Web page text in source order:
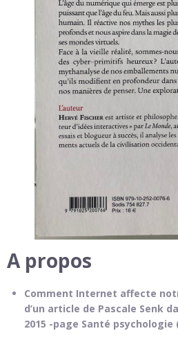
A propos
Comment Internet affecte
d’un article de Pascale Senk
2015 -page Santé psychologie